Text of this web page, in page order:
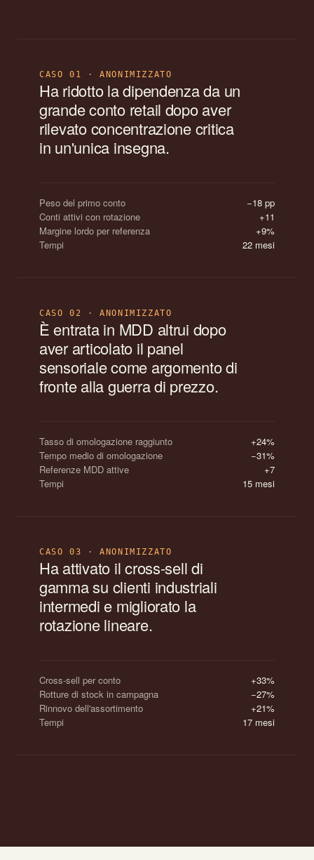
CASO 01 · ANONIMIZZATO
Ha ridotto la dipendenza da un
grande conto retail dopo aver
rilevato concentrazione critica
in un'unica insegna.
Peso del primo conto
−18 pp
Conti attivi con rotazione
+11
Margine lordo per referenza
+9%
Tempi
22 mesi
CASO 02 · ANONIMIZZATO
È entrata in MDD altrui dopo
aver articolato il panel
sensoriale come argomento di
fronte alla guerra di prezzo.
Tasso di omologazione raggiunto
+24%
Tempo medio di omologazione
−31%
Referenze MDD attive
+7
Tempi
15 mesi
CASO 03 · ANONIMIZZATO
Ha attivato il cross-sell di
gamma su clienti industriali
intermedi e migliorato la
rotazione lineare.
Cross-sell per conto
+33%
Rotture di stock in campagna
−27%
Rinnovo dell'assortimento
+21%
Tempi
17 mesi